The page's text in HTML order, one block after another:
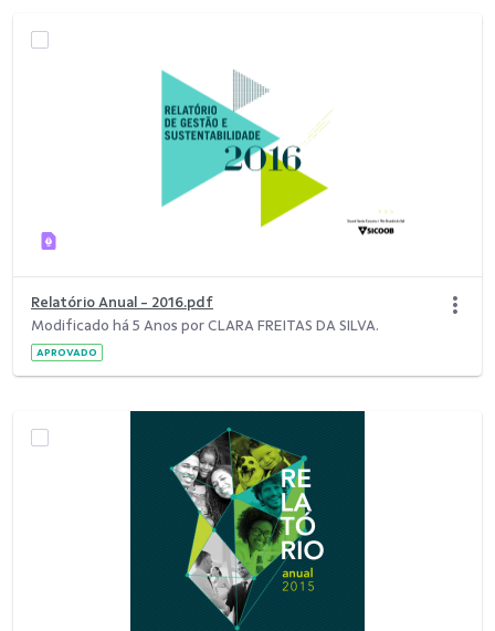
Relatório Anual - 2016.pdf
Modificado há 5 Anos por CLARA FREITAS DA SILVA.
APROVADO